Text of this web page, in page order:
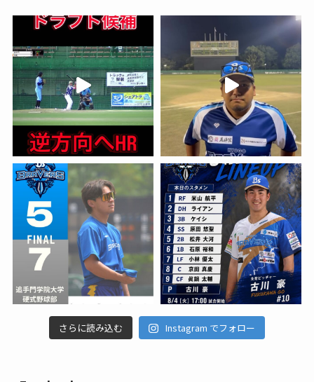
さらに読み込む Instagram でフォロー